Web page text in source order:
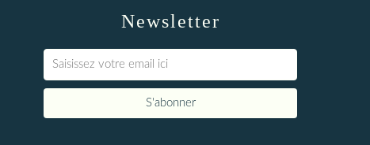
Newsletter